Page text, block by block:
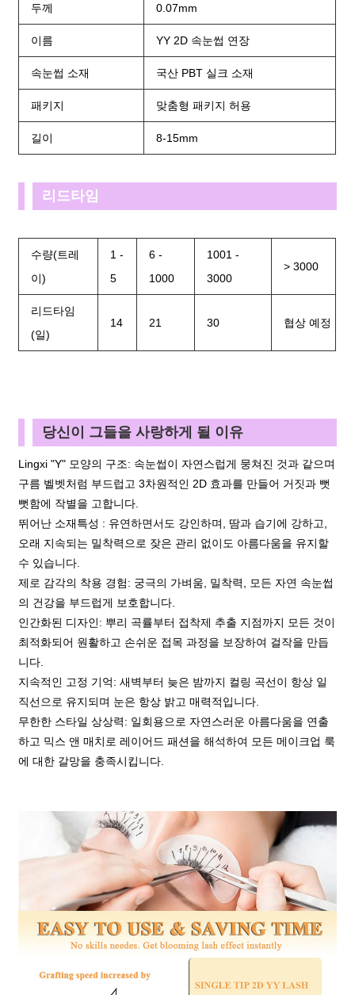
두께 0.07mm
이름 YY 2D 속눈썹 연장
속눈썹 소재 국산 PBT 실크 소재
패키지 맞춤형 패키지 허용
길이 8-15mm
리드타임
수량(트레
이)
1 -
5
6 -
1000
1001 -
3000
> 3000
리드타임
(일)
14 21 30 협상 예정
당신이 그들을 사랑하게 될 이유
Lingxi "Y" 모양의 구조: 속눈썹이 자연스럽게 뭉쳐진 것과 같으며
구름 벨벳처럼 부드럽고 3차원적인 2D 효과를 만들어 거짓과 뻣
뻣함에 작별을 고합니다.
뛰어난 소재특성 : 유연하면서도 강인하며, 땀과 습기에 강하고,
오래 지속되는 밀착력으로 잦은 관리 없이도 아름다움을 유지할
수 있습니다.
제로 감각의 착용 경험: 궁극의 가벼움, 밀착력, 모든 자연 속눈썹
의 건강을 부드럽게 보호합니다.
인간화된 디자인: 뿌리 곡률부터 접착제 추출 지점까지 모든 것이
최적화되어 원활하고 손쉬운 접목 과정을 보장하여 걸작을 만듭
니다.
지속적인 고정 기억: 새벽부터 늦은 밤까지 컬링 곡선이 항상 일
직선으로 유지되며 눈은 항상 밝고 매력적입니다.
무한한 스타일 상상력: 일회용으로 자연스러운 아름다움을 연출
하고 믹스 앤 매치로 레이어드 패션을 해석하여 모든 메이크업 룩
에 대한 갈망을 충족시킵니다.